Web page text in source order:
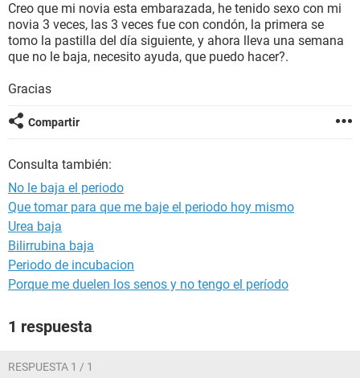
SEXUALIDAD
GLOSARIO
Creo que mi novia esta embarazada, he tenido sexo con mi
novia 3 veces, las 3 veces fue con condón, la primera se
tomo la pastilla del día siguiente, y ahora lleva una semana
que no le baja, necesito ayuda, que puedo hacer?.
Gracias
Compartir
Consulta también:
No le baja el periodo
Que tomar para que me baje el periodo hoy mismo
Urea baja
Bilirrubina baja
Periodo de incubacion
Porque me duelen los senos y no tengo el período
1 respuesta
RESPUESTA 1 / 1